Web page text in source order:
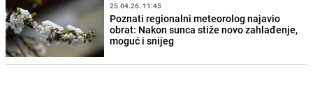
25.04.26. 11:45
Poznati regionalni meteorolog najavio
obrat: Nakon sunca stiže novo zahlađenje,
moguć i snijeg